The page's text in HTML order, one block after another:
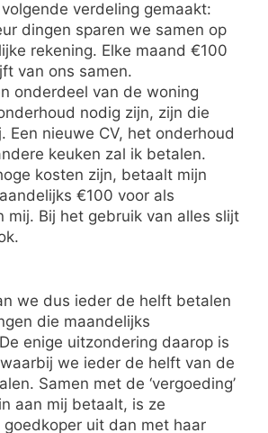
verdeling gemaakt:
dingen sparen we samen op
rekening. Elke maand €100
van ons samen.
onderdeel van de woning
nodig zijn, zijn die
Een nieuwe CV, het onderhoud
keuken zal ik betalen.
kosten zijn, betaalt mijn
€100 voor als
mij. Bij het gebruik van alles slijt
we dus ieder de helft betalen
die maandelijks
enige uitzondering daarop is
we ieder de helft van de
Samen met de ‘vergoeding’
aan mij betaalt, is ze
uit dan met haar